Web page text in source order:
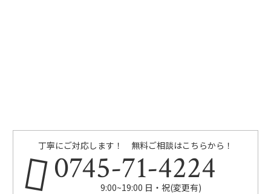
丁寧にご対応します！ 無料ご相談はこちらから！
0745-71-4224
9:00~19:00 日・祝(変更有)